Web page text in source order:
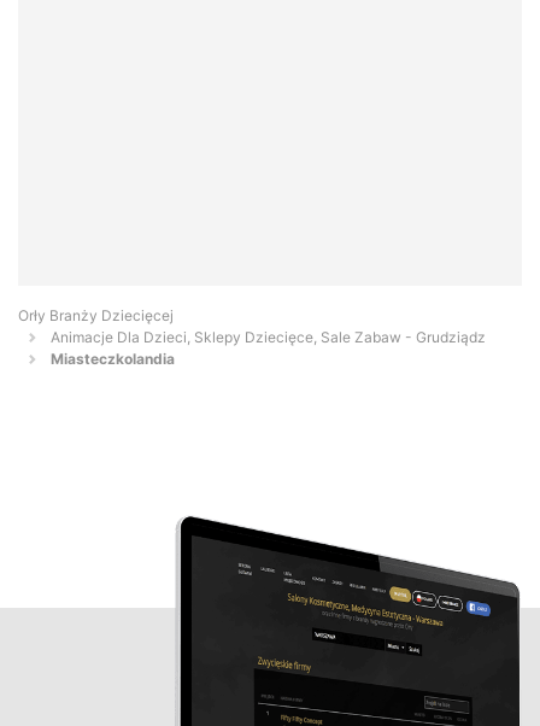
Orły Branży Dziecięcej
Animacje Dla Dzieci, Sklepy Dziecięce, Sale Zabaw - Grudziądz
Miasteczkolandia